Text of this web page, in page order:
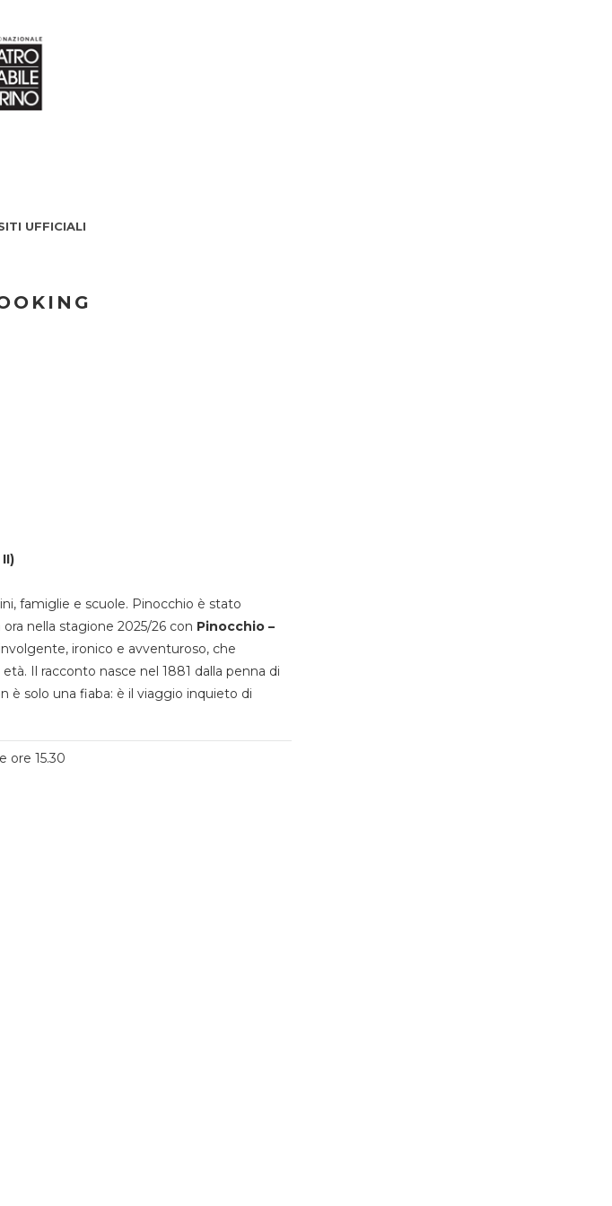
UFFICIALI
famiglie e scuole. Pinocchio è stato
nella stagione 2025/26 con Pinocchio –
ironico e avventuroso, che
Il racconto nasce nel 1881 dalla penna di
è solo una fiaba: è il viaggio inquieto di
ore 15.30